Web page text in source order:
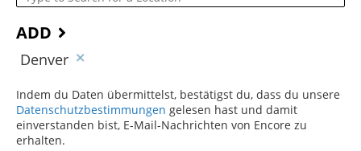
ADD
Denver
Indem du Daten übermittelst, bestätigst du, dass du unsere
Datenschutzbestimmungen (dieser Inhalt öffnet sich in einem
gelesen hast und damit
einverstanden bist, E-Mail-Nachrichten von Encore zu
erhalten.